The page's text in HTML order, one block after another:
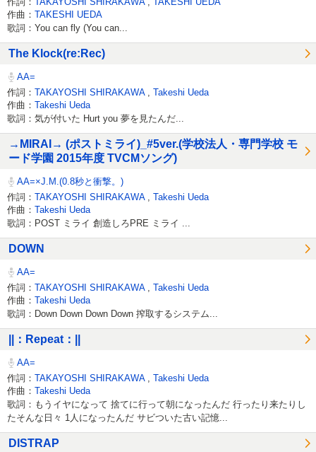
作曲： TAKESHI UEDA
歌詞：You can fly (You can...
The Klock(re:Rec)
AA=
作詞： TAKAYOSHI SHIRAKAWA
Takeshi Ueda
作曲： Takeshi Ueda
歌詞：気が付いた Hurt you 夢を見たんだ...
→MIRAI→ (ポストミライ)_#5ver.(学校法人・専門学校 モ
ード学園 2015年度 TVCMソング)
AA=×J.M.(0.8秒と衝撃。)
作詞： TAKAYOSHI SHIRAKAWA
Takeshi Ueda
作曲： Takeshi Ueda
歌詞：POST ミライ 創造しろPRE ミライ ...
DOWN
AA=
作詞： TAKAYOSHI SHIRAKAWA
Takeshi Ueda
作曲： Takeshi Ueda
歌詞：Down Down Down Down 搾取するシステム...
||：Repeat：||
AA=
作詞： TAKAYOSHI SHIRAKAWA
Takeshi Ueda
作曲： Takeshi Ueda
歌詞：もうイヤになって 捨てに行って朝になったんだ 行ったり来たりし
たそんな日々 1人になったんだ サビついた古い記憶...
DISTRAP